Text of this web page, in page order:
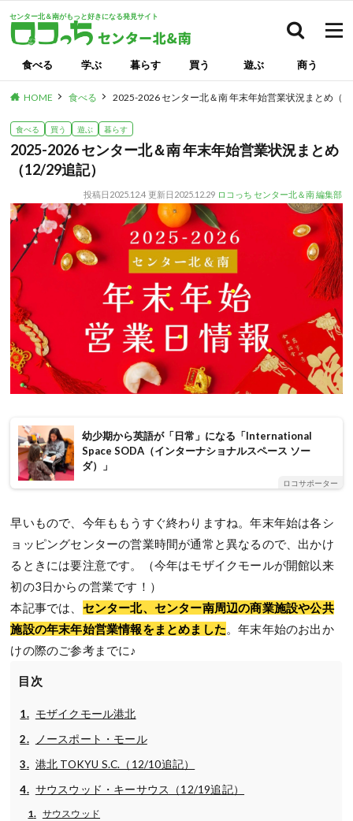
センター北＆南がもっと好きになる発見サイト
食べる 学ぶ 暮らす 買う 遊ぶ 商う
HOME 食べる 2025-2026 センター北＆南 年末年始営業状況まとめ（
食べる 買う 遊ぶ 暮らす
2025-2026 センター北＆南 年末年始営業状況まとめ
（12/29追記）
投稿日 2025.12.4 更新日 2025.12.29 ロコっち センター北＆南 編集部
幼少期から英語が「日常」になる「International
Space SODA（インターナショナルスペース ソー
ダ）」
ロコサポーター
早いもので、今年ももうすぐ終わりますね。年末年始は各シ
ョッピングセンターの営業時間が通常と異なるので、出かけ
るときには要注意です。（今年はモザイクモールが開館以来
初の3日からの営業です！）
本記事では、 センター北、センター南周辺の商業施設や公共
施設の年末年始営業情報をまとめました。年末年始のお出か
けの際のご参考までに♪
目次
モザイクモール港北
ノースポート・モール
港北 TOKYU S.C.（12/10追記）
サウスウッド・キーサウス（12/19追記）
サウスウッド